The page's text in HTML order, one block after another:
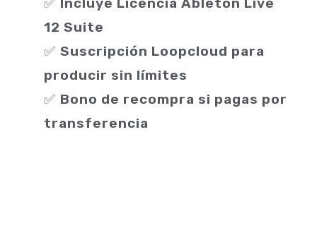
12 Suite
✅ Suscripción Loopcloud para
producir sin límites
✅ Bono de recompra si pagas por
transferencia